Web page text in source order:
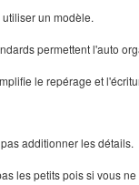
utiliser un modèle.
permettent l'auto
le repérage et
additionner les détails.
les petits pois si vous